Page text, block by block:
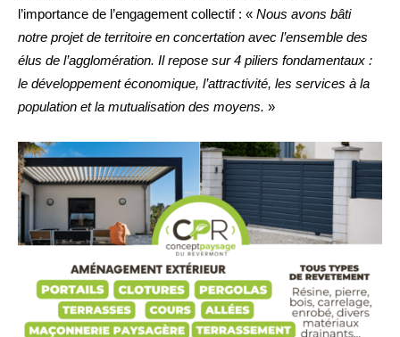
l’importance de l’engagement collectif : « Nous avons bâti
notre projet de territoire en concertation avec l’ensemble des
élus de l’agglomération. Il repose sur 4 piliers fondamentaux :
le développement économique, l’attractivité, les services à la
population et la mutualisation des moyens. »